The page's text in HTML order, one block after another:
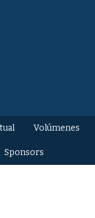
Volúmenes
Sponsors